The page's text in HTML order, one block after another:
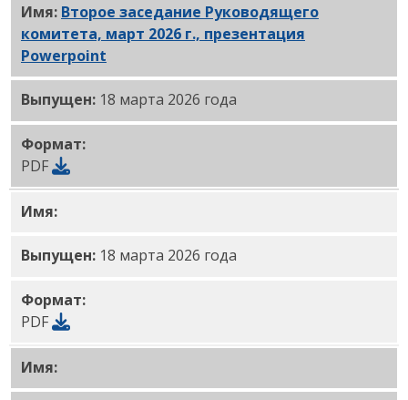
Имя: Второе заседание Руководящего
комитета, март 2026 г., презентация
Powerpoint
Выпущен: 18 марта 2026 года
Формат:
PDF
Имя:Стартовое заседание Руководящего
Выпущен: 18 марта 2026 года
Формат:
PDF
Имя:Брошюра